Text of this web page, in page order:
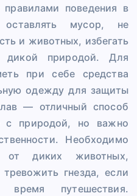
правилами поведения в
мусор, не
и животных, избегать
природой. Для
при себе средства
одежду для защиты
— отличный способ
с природой, но важно
Необходимо
от диких животных,
гнезда, если
путешествия.